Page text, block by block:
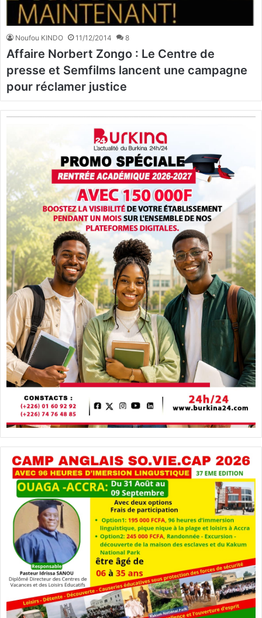
Noufou KINDO 11/12/2014 8
Affaire Norbert Zongo : Le Centre de
presse et Semfilms lancent une campagne
pour réclamer justice